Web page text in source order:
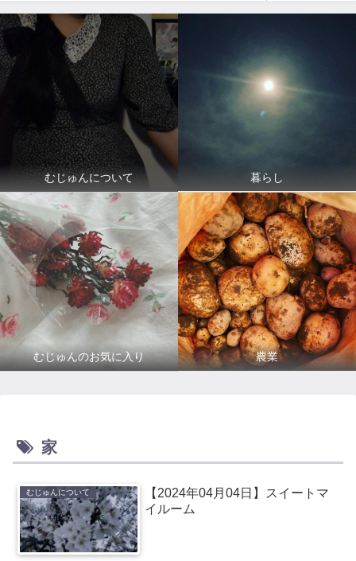
むじゅんについて 暮らし
むじゅんのお気に入り 農業
家
むじゅんについて
【2024年04月04日】スイートマ
イルーム